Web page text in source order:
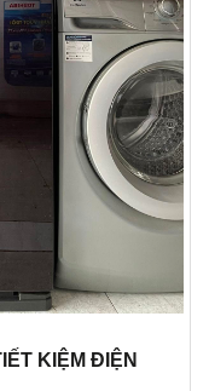
KIỆM ĐIỆN